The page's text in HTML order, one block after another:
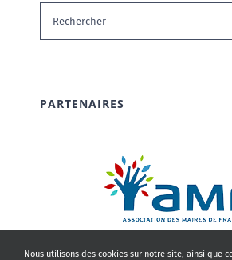
Rechercher:
PARTENAIRES
Nous utilisons des cookies sur notre site, ainsi que